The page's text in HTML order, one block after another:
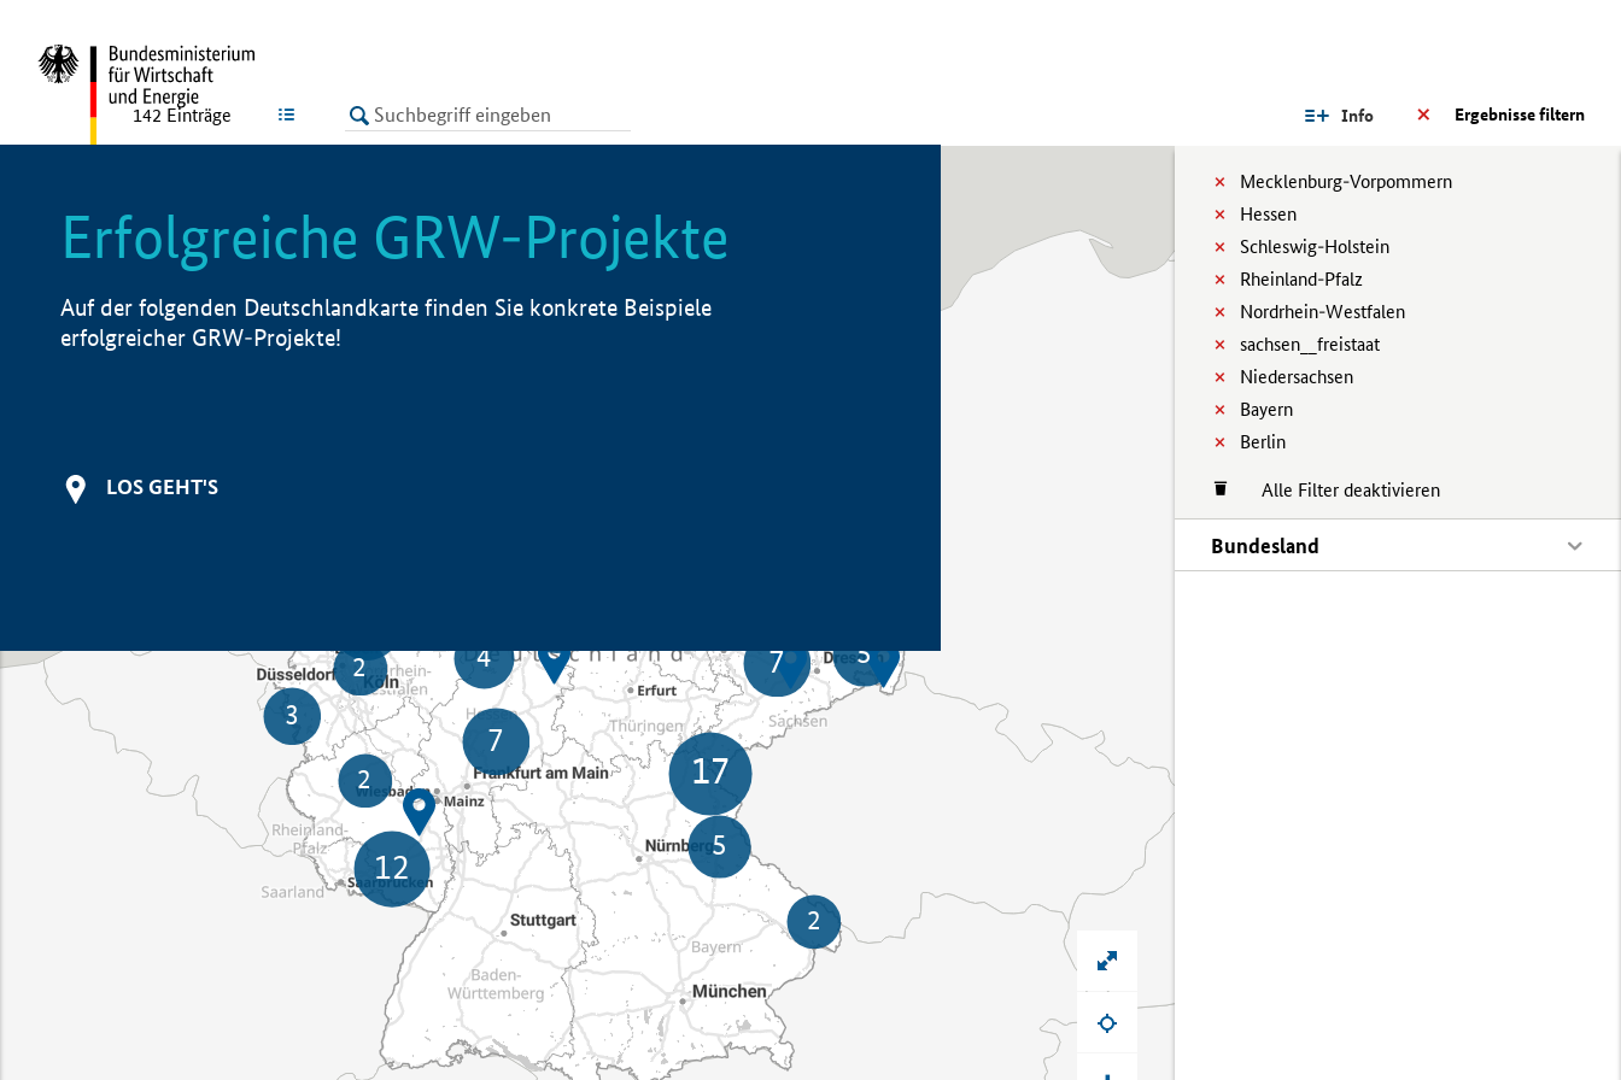
LISTE Ergebnisse filtern
Info
Mecklenburg-Vorpommern
Hessen
Schleswig-Holstein
Rheinland-Pfalz
Nordrhein-Westfalen
sachsen__freistaat
Niedersachsen
Bayern
Berlin
Alle Filter deaktivieren
Bundesland
142 Einträge
Erfolgreiche GRW-Projekte
Auf der folgenden Deutschlandkarte finden Sie konkrete Beispiele
erfolgreicher GRW-Projekte!
LOS GEHT'S